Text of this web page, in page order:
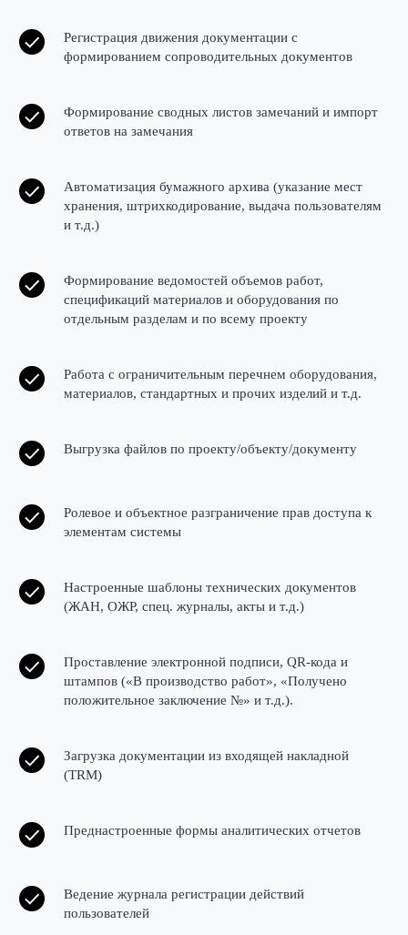
Регистрация движения документации с
формированием сопроводительных документов
Формирование сводных листов замечаний и импорт
ответов на замечания
Автоматизация бумажного архива (указание мест
хранения, штрихкодирование, выдача пользователям
и т.д.)
Формирование ведомостей объемов работ,
спецификаций материалов и оборудования по
отдельным разделам и по всему проекту
Работа с ограничительным перечнем оборудования,
материалов, стандартных и прочих изделий и т.д.
Выгрузка файлов по проекту/объекту/документу
Ролевое и объектное разграничение прав доступа к
элементам системы
Настроенные шаблоны технических документов
(ЖАН, ОЖР, спец. журналы, акты и т.д.)
Проставление электронной подписи, QR-кода и
штампов («В производство работ», «Получено
положительное заключение №» и т.д.).
Загрузка документации из входящей накладной
(TRM)
Преднастроенные формы аналитических отчетов
Ведение журнала регистрации действий
пользователей